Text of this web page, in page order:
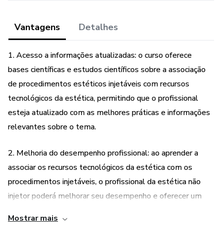
perguntas este curso é pra te ajudar, vamos encontrar
.
Como o profissional da estética pode associar os seus
recursos tecnológicos com os procedimentos injetáveis
sem interferir e ainda melhorando o desempenho.
Não seja deixada de lado, fale a mesma língua da estética
CONTEÚDO PROGRAMÁTICO
Vantagens Detalhes
1. Acesso a informações atualizadas: o curso oferece
bases científicas e estudos científicos sobre a associação
de procedimentos estéticos injetáveis com recursos
tecnológicos da estética, permitindo que o profissional
esteja atualizado com as melhores práticas e informações
relevantes sobre o tema.
2. Melhoria do desempenho profissional: ao aprender a
associar os recursos tecnológicos da estética com os
procedimentos injetáveis, o profissional da estética não
injetor poderá melhorar seu desempenho e oferecer um
Mostrar mais